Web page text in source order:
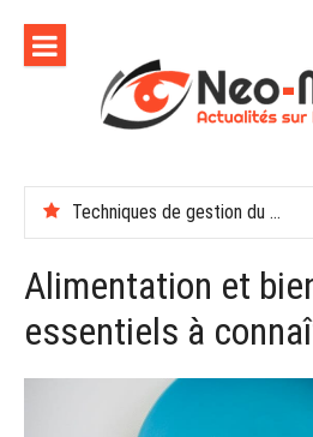
contenu
Techniques de gestion du stress au travail : 7 méthodes
Alimentation et
essentiels à